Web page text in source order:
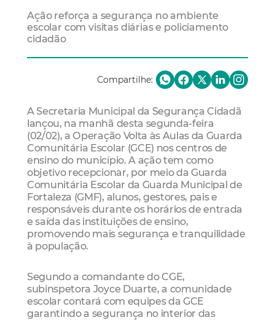
Ação reforça a segurança no ambiente
escolar com visitas diárias e policiamento
cidadão
Compartilhe:
A Secretaria Municipal da Segurança Cidadã
lançou, na manhã desta segunda-feira
(02/02), a Operação Volta às Aulas da Guarda
Comunitária Escolar (GCE) nos centros de
ensino do município. A ação tem como
objetivo recepcionar, por meio da Guarda
Comunitária Escolar da Guarda Municipal de
Fortaleza (GMF), alunos, gestores, pais e
responsáveis durante os horários de entrada
e saída das instituições de ensino,
promovendo mais segurança e tranquilidade
à população.
Segundo a comandante do CGE,
subinspetora Joyce Duarte, a comunidade
escolar contará com equipes da GCE
garantindo a segurança no interior das